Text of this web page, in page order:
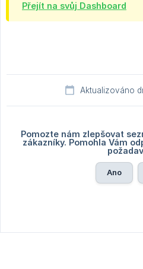
Přejít na svůj Dashboard
Aktualizováno
Pomozte nám zlepšovat
zákazníky. Pomohla Vám
Ano